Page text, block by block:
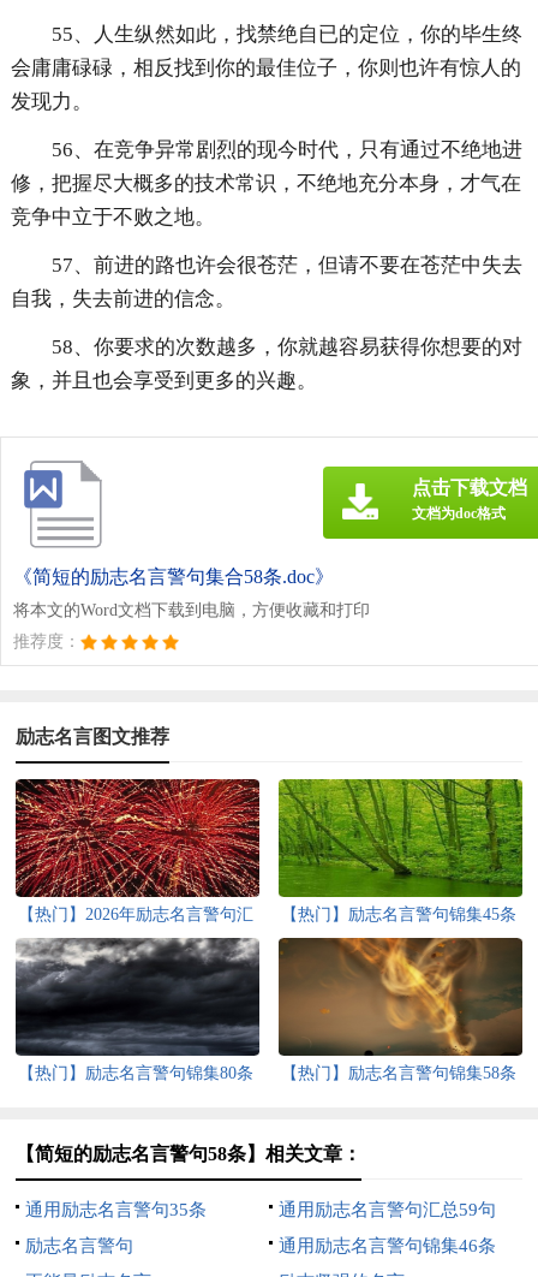
55、人生纵然如此，找禁绝自已的定位，你的毕生终
会庸庸碌碌，相反找到你的最佳位子，你则也许有惊人的
发现力。
56、在竞争异常剧烈的现今时代，只有通过不绝地进
修，把握尽大概多的技术常识，不绝地充分本身，才气在
竞争中立于不败之地。
57、前进的路也许会很苍茫，但请不要在苍茫中失去
自我，失去前进的信念。
58、你要求的次数越多，你就越容易获得你想要的对
象，并且也会享受到更多的兴趣。
《简短的励志名言警句集合58条.doc》
将本文的Word文档下载到电脑，方便收藏和打印
推荐度：
点击下载文档
文档为doc格式
励志名言图文推荐
【热门】2026年励志名言警句汇
总65条
【热门】励志名言警句锦集45条
【热门】励志名言警句锦集80条 【热门】励志名言警句锦集58条
【简短的励志名言警句58条】相关文章：
通用励志名言警句35条
通用励志名言警句汇总59句
励志名言警句
通用励志名言警句锦集46条